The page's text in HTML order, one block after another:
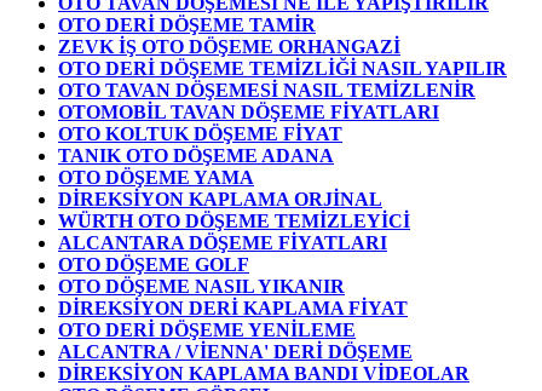
OTO DERİ DÖŞEME TAMİR
ZEVK İŞ OTO DÖŞEME ORHANGAZİ
OTO DERİ DÖŞEME TEMİZLİĞİ NASIL YAPILIR
OTO TAVAN DÖŞEMESİ NASIL TEMİZLENİR
OTOMOBİL TAVAN DÖŞEME FİYATLARI
OTO KOLTUK DÖŞEME FİYAT
TANIK OTO DÖŞEME ADANA
OTO DÖŞEME YAMA
DİREKSİYON KAPLAMA ORJİNAL
WÜRTH OTO DÖŞEME TEMİZLEYİCİ
ALCANTARA DÖŞEME FİYATLARI
OTO DÖŞEME GOLF
OTO DÖŞEME NASIL YIKANIR
DİREKSİYON DERİ KAPLAMA FİYAT
OTO DERİ DÖŞEME YENİLEME
ALCANTRA / VİENNA' DERİ DÖŞEME
DİREKSİYON KAPLAMA BANDI VİDEOLAR